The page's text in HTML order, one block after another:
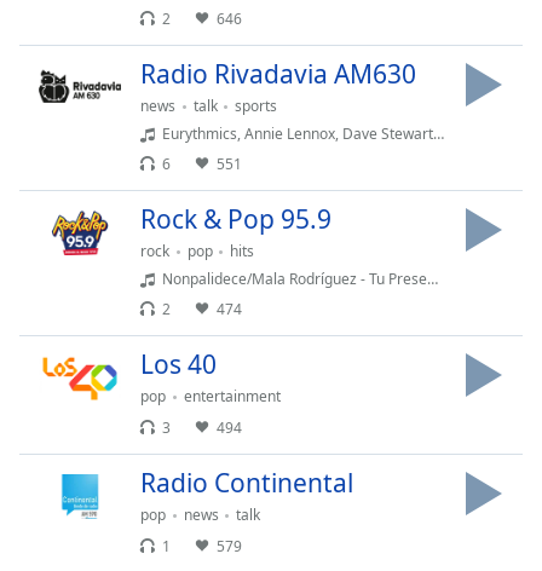
descriptions
off,
selected
settings,
opens
subtitles
off,
selected
Picture-
2
646
Radio Rivadavia AM630
news talk
sports
Eurythmics, Annie Lennox, Dave Stewart - Thorn In My Side
6
551
Rock & Pop 95.9
rock pop
hits
Nonpalidece/Mala Rodríguez - Tu Presencia
2
474
Los 40
pop
entertainment
3
494
Radio Continental
pop news
talk
1
579